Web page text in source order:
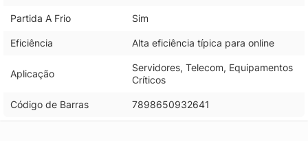
Partida A Frio Sim
Eficiência Alta eficiência típica para online
Aplicação
Servidores, Telecom, Equipamentos
Críticos
Código de Barras 7898650932641